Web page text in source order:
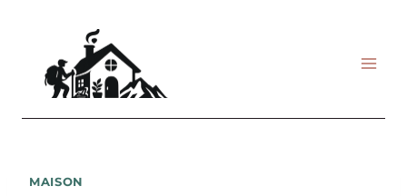
contenu
MAISON